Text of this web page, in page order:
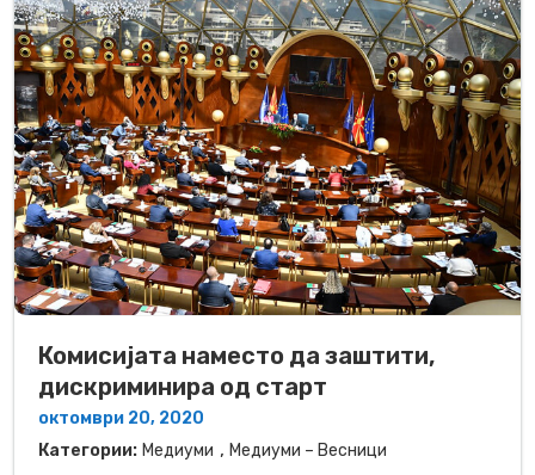
Комисијата наместо да заштити,
дискриминира од старт
октомври 20, 2020
Категории: Медиуми , Медиуми – Весници